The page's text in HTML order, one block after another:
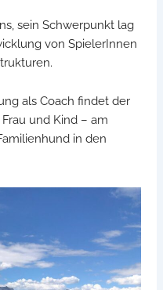
sein Schwerpunkt lag
von SpielerInnen
als Coach findet der
und Kind – am
in den